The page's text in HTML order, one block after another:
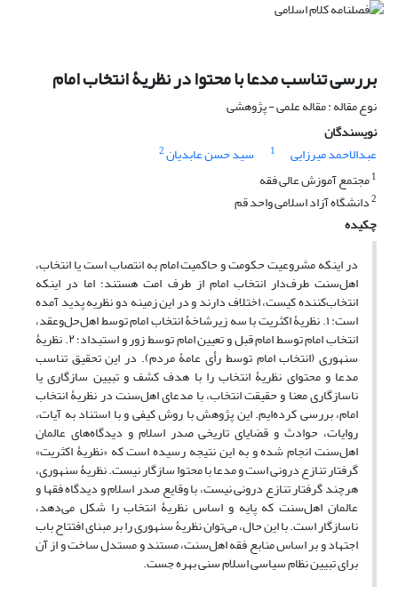
بررسی تناسب مدعا با محتوا در نظریۀ انتخاب امام
نوع مقاله : مقاله علمی - پژوهشی
نویسندگان
عبدالاحمد میرزایی
1 سید حسن عابدیان2
1مجتمع آموزش عالی فقه
2دانشگاه آزاد اسلامی واحد قم
چکیده
در اینکه مشروعیت حکومت و حاکمیت امام به انتصاب است یا انتخاب،
اهل‌سنت طرف‌دار انتخاب امام از طرف امت هستند؛ اما در اینکه
انتخاب‌کننده کیست، اختلاف دارند و در این زمینه دو نظریه پدید آمده
است: ۱. نظریۀ‌ اکثریت با سه زیرشاخۀ انتخاب امام توسط اهل‌حل‌وعقد،
انتخاب امام توسط امام قبل و تعیین امام توسط زور و استبداد؛ ۲. نظریۀ
سنهوری (انتخاب امام توسط رأی عامۀ مردم). در این تحقیق تناسب
مدعا و محتوای نظریۀ انتخاب را با هدف کشف و تبیین سازگاری یا
ناسازگاری معنا و حقیقت انتخاب، با مدعای اهل‌سنت در نظریۀ انتخاب
امام، بررسی کرده‌ایم. این پژوهش با روش کیفی و با استناد به آیات،
روایات، حوادث و قضایای تاریخی صدر اسلام و دیدگاه‌های عالمان
اهل‌سنت انجام شده و به این نتیجه رسیده است که «نظریۀ اکثریت»
گرفتار تنازع درونی است و مدعا با محتوا سازگار نیست. نظریۀ سنهوری،
هرچند گرفتار تنازع درونی نیست، با وقایع صدر اسلام و دیدگاه فقها و
عالمان اهل‌سنت که پایه و اساس نظریۀ انتخاب را شکل می‌دهد،
ناسازگار است. با این حال، می‌توان نظریۀ سنهوری را بر مبنای افتتاح باب
اجتهاد و بر اساس منابع فقه اهل‌سنت، مستند و مستدل ساخت و از آن
برای تبیین نظام سیاسی اسلام سنی بهره جست.